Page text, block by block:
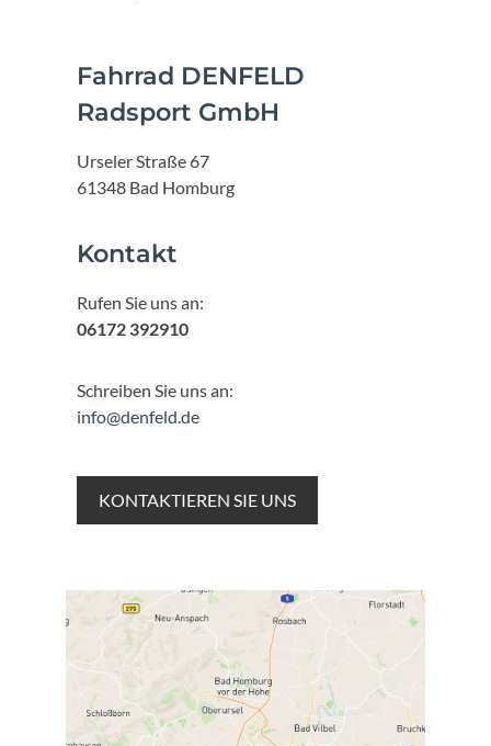
Fahrrad DENFELD
Radsport GmbH
Urseler Straße 67
61348 Bad Homburg
Kontakt
Rufen Sie uns an:
06172 392910
Schreiben Sie uns an:
info@denfeld.de
KONTAKTIEREN SIE UNS